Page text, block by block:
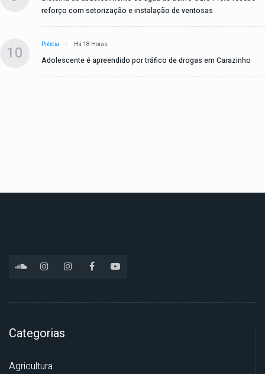
reforço com setorização e instalação de ventosas
10 Polícia Há 18 Horas
Adolescente é apreendido por tráfico de drogas em Carazinho
Categorias
Agricultura